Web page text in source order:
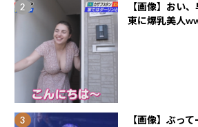
【画像】おい
東に爆乳美人
【画像】ぶっ